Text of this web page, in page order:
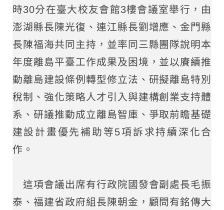
時30分在臺大校友會館3樓會議室舉行，由
澎湖縣長陳光復、連江縣長劉增應、金門縣
長陳福海共同主持，並率同三縣團隊說明本
年度離島平臺工作成果及困境，並以賡續推
動離島建設條例轉型修立法、研擬離島特別
稅制、強化策略人才引入與建構創業支持體
系、研議推動成立離島智庫、爭取前瞻基礎
建設計畫優先補助等5項訴求持續深化合
作。
這項會議出席有行政院國發會副處長毛振
泰、福建省政府組長陳朝金，顧問有銘傳大